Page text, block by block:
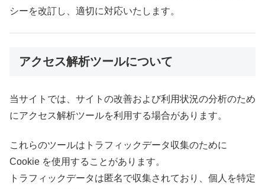
シーを改訂し、適切に対応いたします。
アクセス解析ツールについて
当サイトでは、サイトの改善および利用状況の分析のため
にアクセス解析ツールを利用する場合があります。
これらのツールはトラフィックデータ収集のために
Cookie を使用することがあります。
トラフィックデータは匿名で収集されており、個人を特定